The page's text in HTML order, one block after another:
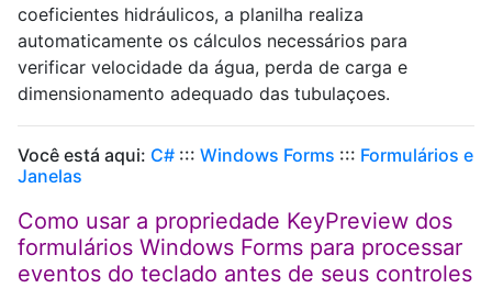
coeficientes hidráulicos, a planilha realiza
automaticamente os cálculos necessários para
verificar velocidade da água, perda de carga e
dimensionamento adequado das tubulaçoes.
Você está aqui: C# ::: Windows Forms ::: Formulários e
Janelas
Como usar a propriedade KeyPreview dos
formulários Windows Forms para processar
eventos do teclado antes de seus controles